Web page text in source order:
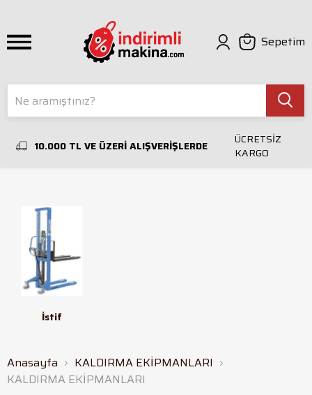
Sepetim
10.000 TL VE ÜZERİ ALIŞVERİŞLERDE
ÜCRETSİZ
KARGO
İstif
Anasayfa
KALDIRMA EKİPMANLARI
KALDIRMA EKİPMANLARI